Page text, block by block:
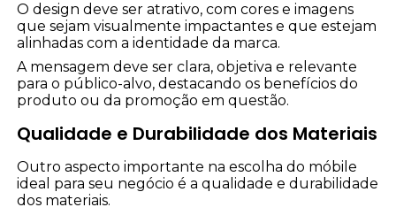
O design deve ser atrativo, com cores e imagens
que sejam visualmente impactantes e que estejam
alinhadas com a identidade da marca.
A mensagem deve ser clara, objetiva e relevante
para o público-alvo, destacando os benefícios do
produto ou da promoção em questão.
Qualidade e Durabilidade dos Materiais
Outro aspecto importante na escolha do móbile
ideal para seu negócio é a qualidade e durabilidade
dos materiais.